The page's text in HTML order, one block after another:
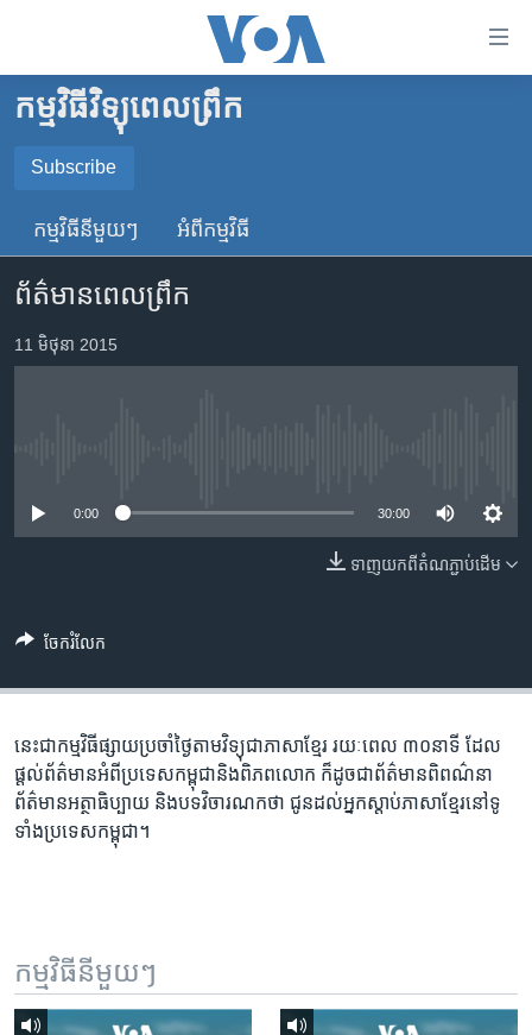
គេហទំព័រ​
ទាក់ទង
រំលង​
ទំព័រ​
ព័ត៌មាន​​
តែ​
ម្តង
រចនា
ចូល​
ស្វែង​
កម្ពុជា
អន្តរជាតិ
ចិន
ហេឡូវីអូអេ
កម្ពុជាច្នៃប្រតិដ្ឋ
កម្មវិធីទាំងអស់
បណ្តាញ​សង្គម
ភាសា
កម្មវិធីវិទ្យុពេលព្រឹក
Subscribe
SUBSCRIBE
កម្មវិធី​នីមួយៗ អំពី​កម្មវិធី​
ព័ត៌មានពេលព្រឹក
11 មិថុនា 2015
0:00 30:00
ទាញ​យក​ពី​តំណភ្ជាប់​ដើម
ចែករំលែក
នេះជា​កម្ម​វិធីផ្សាយ​ប្រចាំថ្ងៃ​តាម​វិទ្យុ​ជា​ភាសា​ខ្មែរ​ រយៈ​ពេល​ ៣០​​នាទី ដែល​
ផ្តល់​ព័ត៌មាន​អំពី​ប្រទេស​កម្ពុជា​និង​ពិភព​លោក​ ក៏ដូច​​ជា​ព័ត៌មាន​ពិពណ៌នា​
ព័ត៌មាន​អត្ថា​ធិប្បាយ​ និង​បទ​​វិចារណកថា​ ជូន​ដល់​អ្នក​ស្តាប់​ភាសា​ខ្មែរ​នៅ​ទូ
ទាំង​ប្រទេស​កម្ពុជា។
កម្មវិធី​នីមួយៗ